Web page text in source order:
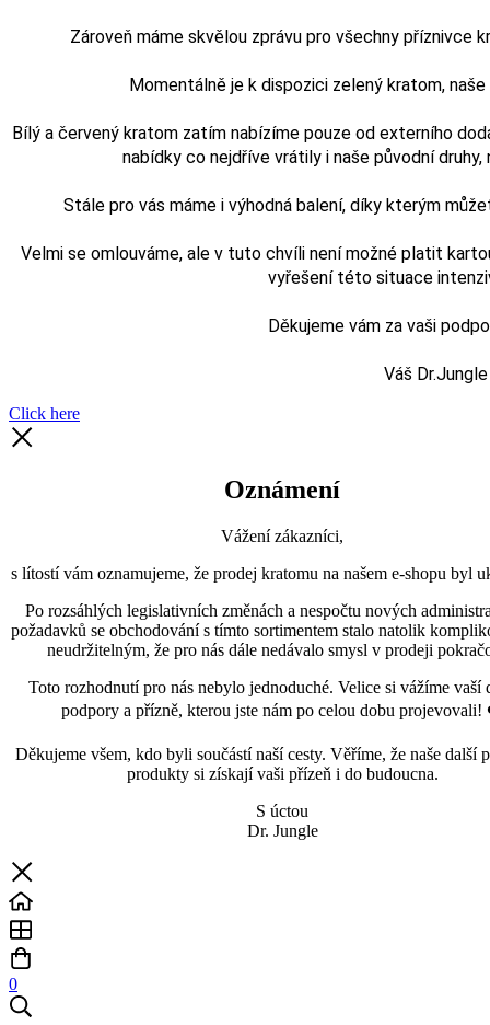
Zároveň máme skvělou zprávu pro všechny příznivce
Momentálně je k dispozici zelený kratom,
Bílý a červený kratom zatím nabízíme pouze od externího
nabídky co nejdříve vrátily i naše původní
Stále pro vás máme i výhodná balení, díky kterým
Velmi se omlouváme, ale v tuto chvíli není možné platit
vyřešení této situace
Děkujeme vám za vaši
Váš
Click here
Oznámení
Vážení zákazníci,
s lítostí vám oznamujeme, že prodej kratomu na našem e-shopu byl
Po rozsáhlých legislativních změnách a nespočtu nových
požadavků se obchodování s tímto sortimentem stalo natolik
neudržitelným, že pro nás dále nedávalo smysl v prodeji
Toto rozhodnutí pro nás nebylo jednoduché. Velice si vážíme vaší
podpory a přízně, kterou jste nám po celou dobu
Děkujeme všem, kdo byli součástí naší cesty. Věříme, že naše další
produkty si získají vaši přízeň i do budoucna.
S úctou
Dr. Jungle
0